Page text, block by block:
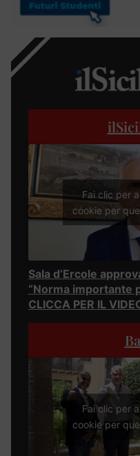
Fai clic per
cookie per
Sala d’Ercole
“Norma importante
CLICCA PER IL
Fai clic per
cookie per